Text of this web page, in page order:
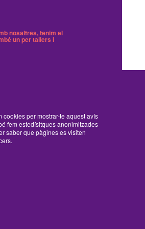
cookies per mostrar-te aquest avís
fem estedísitques anonimitzades
saber que pàgines es visiten
nosaltres, tenim el
un per tallers i
un trimestral de notícies i
gratuïts.
ne la subscripció